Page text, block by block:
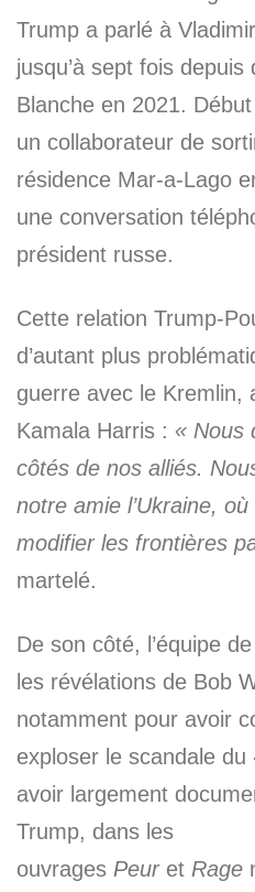
Trump a parlé à
jusqu’à sept fois depuis
Blanche en 2021.
un collaborateur de
résidence Mar-a-Lago
une conversation
président russe.
Cette relation Trump-
d’autant plus
guerre avec le Kremlin,
Kamala Harris : « Nous
côtés de nos alliés.
notre amie l’Ukraine,
modifier les frontières
martelé.
De son côté, l’équipe
les révélations de Bob
notamment pour avoir
exploser le scandale du
avoir largement
Trump, dans les
ouvrages Peuret Rage